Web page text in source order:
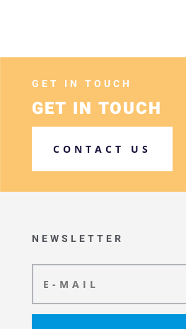
GET IN TOUCH
GET IN TOUCH
CONTACT US
NEWSLETTER